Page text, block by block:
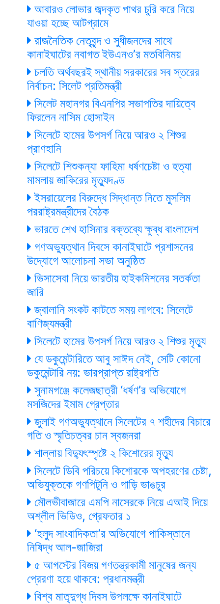
আবারও লোভার জব্দকৃত পাথর চুরি করে নিয়ে
যাওয়া হচ্ছে আটগ্রামে
রাজনৈতিক নেতৃবৃন্দ ও সুধীজনদের সাথে
কানাইঘাটের নবাগত ইউএনও’র মতবিনিময়
চলতি অর্থবছরই স্থানীয় সরকারের সব স্তরের
নির্বাচন: সিলেট প্রতিমন্ত্রী
সিলেট মহানগর বিএনপির সভাপতির দায়িত্বে
ফিরলেন নাসিম হোসাইন
সিলেটে হামের উপসর্গ নিয়ে আরও ২ শিশুর
প্রাণহানি
সিলেটে শিশুকন্যা ফাহিমা ধর্ষণচেষ্টা ও হত্যা
মামলায় জাকিরের মৃত্যুদণ্ড
ইসরায়েলের বিরুদ্ধে সিদ্ধান্ত নিতে মুসলিম
পররাষ্ট্রমন্ত্রীদের বৈঠক
ভারতে শেখ হাসিনার বক্তব্যে ক্ষুব্ধ বাংলাদেশ
গণঅভ্যুত্থান দিবসে কানাইঘাটে প্রশাসনের
উদ্যোগে আলোচনা সভা অনুষ্ঠিত
ভিসাসেবা নিয়ে ভারতীয় হাইকমিশনের সতর্কতা
জারি
জ্বালানি সংকট কাটতে সময় লাগবে: সিলেটে
বাণিজ্যমন্ত্রী
সিলেটে হামের উপসর্গ নিয়ে আরও ২ শিশুর মৃত্যু
যে ডকুমেন্টারিতে আবু সাঈদ নেই, সেটি কোনো
ডকুমেন্টারি নয়: ভারপ্রাপ্ত রাষ্ট্রপতি
সুনামগঞ্জে কলেজছাত্রী ‘ধর্ষণ’র অভিযোগে
মসজিদের ইমাম গ্রেপ্তার
জুলাই গণঅভ্যুত্থানে সিলেটের ৭ শহীদের বিচারে
গতি ও স্মৃতিচত্বর চান স্বজনরা
শাল্লায় বিদ্যুৎস্পৃষ্টে ২ কিশোরের মৃত্যু
সিলেটে ডিবি পরিচয়ে কিশোরকে অপহরণের চেষ্টা,
অভিযুক্তকে গণপিটুনি ও গাড়ি ভাঙচুর
মৌলভীবাজারে এমপি নাসেরকে নিয়ে এআই দিয়ে
অশ্লীল ভিডিও, গ্রেফতার ১
‘হলুদ সাংবাদিকতা’র অভিযোগে পাকিস্তানে
নিষিদ্ধ আল-জাজিরা
৫ আগস্টের বিজয় গণতন্ত্রকামী মানুষের জন্য
প্রেরণা হয়ে থাকবে: প্রধানমন্ত্রী
বিশ্ব মাতৃদুগ্ধ দিবস উপলক্ষে কানাইঘাটে